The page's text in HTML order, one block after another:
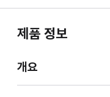
제품 정보
개요